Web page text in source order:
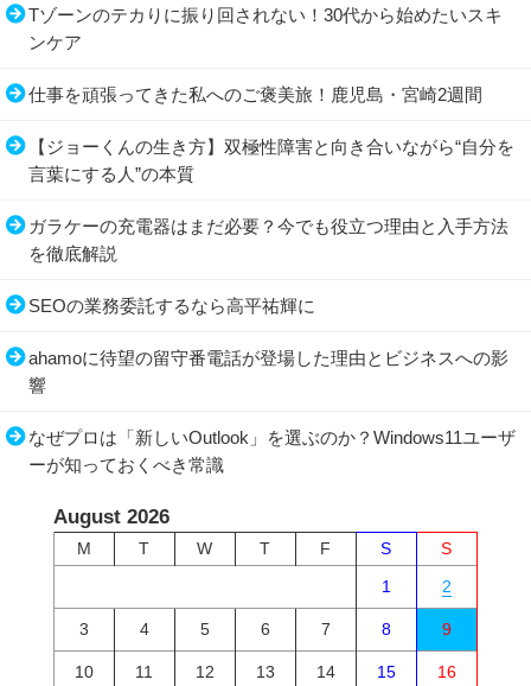
Tゾーンのテカりに振り回されない！30代から始めたいスキ
ンケア
仕事を頑張ってきた私へのご褒美旅！鹿児島・宮崎2週間
【ジョーくんの生き方】双極性障害と向き合いながら“自分を
言葉にする人”の本質
ガラケーの充電器はまだ必要？今でも役立つ理由と入手方法
を徹底解説
SEOの業務委託するなら高平祐輝に
ahamoに待望の留守番電話が登場した理由とビジネスへの影
響
なぜプロは「新しいOutlook」を選ぶのか？Windows11ユーザ
ーが知っておくべき常識
August 2026
M T W T F S
S
1
2
3 4 5 6 7 8 9
10 11 12 13 14 15 16